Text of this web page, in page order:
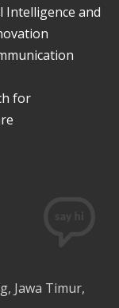
Intelligence and
for
Jawa Timur,